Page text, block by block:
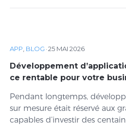
APP BLOG ·25 MAI 2026
Développement
ce rentable pour votre
Pendant longtemps,
sur mesure était réservé aux
capables d’investir des